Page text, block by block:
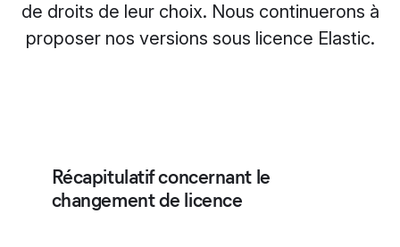
de droits de leur choix. Nous continuerons à
proposer nos versions sous licence Elastic.
Récapitulatif concernant le
changement de licence